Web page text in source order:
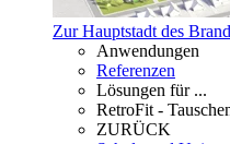
Zur Hauptstadt des
Anwendungen
Referenzen
Lösungen für ...
RetroFit -
ZURÜCK